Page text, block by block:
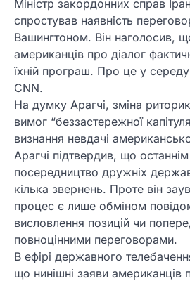
Міністр закордонних справ
спростував наявність
Вашингтоном. Він наголосив,
американців про діалог
їхній програш. Про це у
CNN.
На думку Арагчі, зміна
вимог “беззастережної
визнання невдачі
Арагчі підтвердив, що
посередництво дружніх
кілька звернень. Проте він
процес є лише обміном
висловлення позицій чи
повноцінними переговорами.
В ефірі державного
що нинішні заяви американців